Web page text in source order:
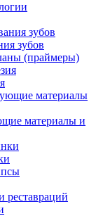
зубов
(праймеры)
материалы и
реставраций